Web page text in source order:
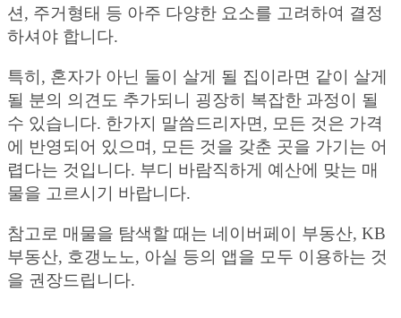
션, 주거형태 등 아주 다양한 요소를 고려하여 결정
하셔야 합니다.
특히, 혼자가 아닌 둘이 살게 될 집이라면 같이 살게
될 분의 의견도 추가되니 굉장히 복잡한 과정이 될
수 있습니다. 한가지 말씀드리자면, 모든 것은 가격
에 반영되어 있으며, 모든 것을 갖춘 곳을 가기는 어
렵다는 것입니다. 부디 바람직하게 예산에 맞는 매
물을 고르시기 바랍니다.
참고로 매물을 탐색할 때는 네이버페이 부동산, KB
부동산, 호갱노노, 아실 등의 앱을 모두 이용하는 것
을 권장드립니다.